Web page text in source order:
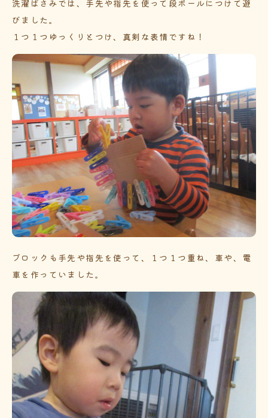
洗濯ばさみでは、手先や指先を使って段ボールにつけて遊
びました。
１つ１つゆっくりとつけ、真剣な表情ですね！
ブロックも手先や指先を使って、１つ１つ重ね、車や、電
車を作っていました。